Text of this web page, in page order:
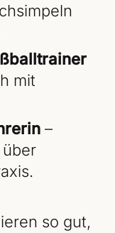
mit
–
so gut,